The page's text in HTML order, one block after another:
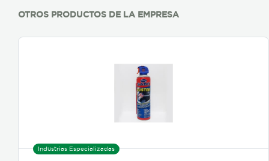
OTROS PRODUCTOS DE LA EMPRESA
Industrias Especializadas